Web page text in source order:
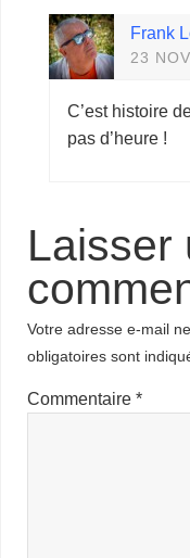
Frank
23
C’est histoire
pas d’heure !
Laisser
Votre adresse e-mail
obligatoires sont
Commentaire*